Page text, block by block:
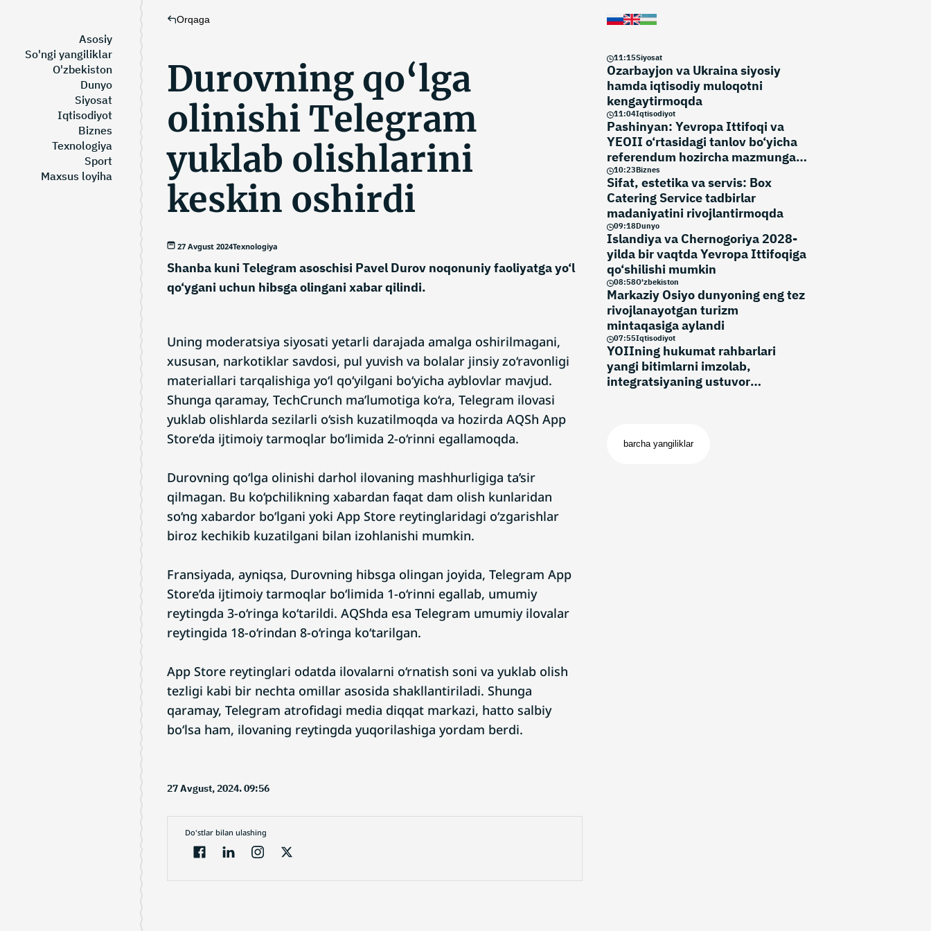
Asosiy
So'ngi yangiliklar
O'zbekiston
Dunyo
Siyosat
Iqtisodiyot
Biznes
Texnologiya
Sport
Maxsus loyiha
Orqaga
Durovning qo‘lga
olinishi Telegram
yuklab olishlarini
keskin oshirdi
27 Avgust 2024Texnologiya
Shanba kuni Telegram asoschisi Pavel Durov noqonuniy faoliyatga yo‘l
qo‘ygani uchun hibsga olingani xabar qilindi.
Uning moderatsiya siyosati yetarli darajada amalga oshirilmagani,
xususan, narkotiklar savdosi, pul yuvish va bolalar jinsiy zo‘ravonligi
materiallari tarqalishiga yo‘l qo‘yilgani bo‘yicha ayblovlar mavjud.
Shunga qaramay, TechCrunch ma’lumotiga ko‘ra, Telegram ilovasi
yuklab olishlarda sezilarli o‘sish kuzatilmoqda va hozirda AQSh App
Store’da ijtimoiy tarmoqlar bo‘limida 2-o‘rinni egallamoqda.
Durovning qo‘lga olinishi darhol ilovaning mashhurligiga ta’sir
qilmagan. Bu ko‘pchilikning xabardan faqat dam olish kunlaridan
so‘ng xabardor bo‘lgani yoki App Store reytinglaridagi o‘zgarishlar
biroz kechikib kuzatilgani bilan izohlanishi mumkin.
Fransiyada, ayniqsa, Durovning hibsga olingan joyida, Telegram App
Store’da ijtimoiy tarmoqlar bo‘limida 1-o‘rinni egallab, umumiy
reytingda 3-o‘ringa ko‘tarildi. AQShda esa Telegram umumiy ilovalar
reytingida 18-o‘rindan 8-o‘ringa ko‘tarilgan.
App Store reytinglari odatda ilovalarni o‘rnatish soni va yuklab olish
tezligi kabi bir nechta omillar asosida shakllantiriladi. Shunga
qaramay, Telegram atrofidagi media diqqat markazi, hatto salbiy
bo‘lsa ham, ilovaning reytingda yuqorilashiga yordam berdi.
27 Avgust, 2024. 09:56
Do'stlar bilan ulashing
11:15Siyosat
Ozarbayjon va Ukraina siyosiy
hamda iqtisodiy muloqotni
kengaytirmoqda
11:04Iqtisodiyot
Pashinyan: Yevropa Ittifoqi va
YEOII o‘rtasidagi tanlov bo‘yicha
referendum hozircha mazmunga
ega emas
10:23Biznes
Sifat, estetika va servis: Box
Catering Service tadbirlar
madaniyatini rivojlantirmoqda
09:18Dunyo
Islandiya va Chernogoriya 2028-
yilda bir vaqtda Yevropa Ittifoqiga
qo‘shilishi mumkin
08:58O'zbekiston
Markaziy Osiyo dunyoning eng tez
rivojlanayotgan turizm
mintaqasiga aylandi
07:55Iqtisodiyot
YOIIning hukumat rahbarlari
yangi bitimlarni imzolab,
integratsiyaning ustuvor
barcha yangiliklar